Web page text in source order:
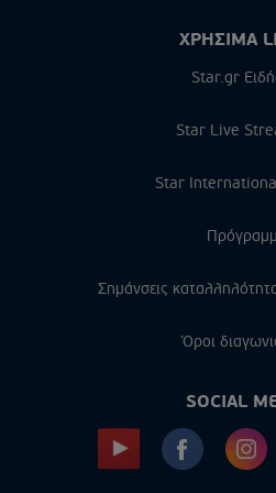
ΧΡΗΣΙΜΑ
Star.gr
Star Live
Star
Σημάνσεις
Όροι
SOCIAL